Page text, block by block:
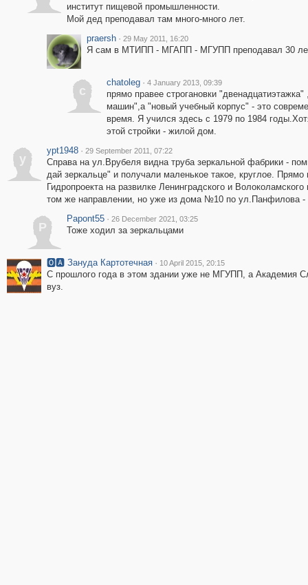
институт пищевой промышленности.
Мой дед преподавал там много-много лет.
praersh · 29 May 2011, 16:20
Я сам в МТИПП - МГАПП - МГУПП преподавал 30
c
chatoleg · 4 January 2013, 09:39
прямо правее строгановки
машин",а "новый учебный корпус" - это
время. Я учился здесь с 1979 по 1984
этой стройки - жилой дом.
y
ypt1948 · 29 September 2011, 07:22
Справа на ул.Врубеля видна труба зеркальной фабрики -
дай зеркальце" и получали маленькое такое, круглое.
Гидропроекта на развилке Ленинградского и
том же направлении, но уже из дома №10 по ул.Панфилова -
P
Papont55 · 26 December 2021, 03:25
Тоже ходил за зеркальцами
🅾🅰 Зануда Картотечная · 10 April 2015, 20:15
С прошлого года в этом здании уже не МГУПП, а Академия
вуз.